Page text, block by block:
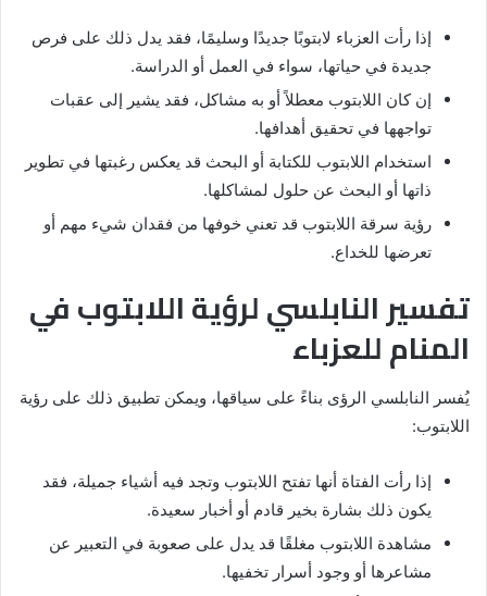
إذا رأت العزباء لابتوبًا جديدًا وسليمًا، فقد يدل ذلك على فرص
جديدة في حياتها، سواء في العمل أو الدراسة.
إن كان اللابتوب معطلاً أو به مشاكل، فقد يشير إلى عقبات
تواجهها في تحقيق أهدافها.
استخدام اللابتوب للكتابة أو البحث قد يعكس رغبتها في تطوير
ذاتها أو البحث عن حلول لمشاكلها.
رؤية سرقة اللابتوب قد تعني خوفها من فقدان شيء مهم أو
تعرضها للخداع.
تفسير النابلسي لرؤية اللابتوب في
المنام للعزباء
يُفسر النابلسي الرؤى بناءً على سياقها، ويمكن تطبيق ذلك على رؤية
اللابتوب:
إذا رأت الفتاة أنها تفتح اللابتوب وتجد فيه أشياء جميلة، فقد
يكون ذلك بشارة بخير قادم أو أخبار سعيدة.
مشاهدة اللابتوب مغلقًا قد يدل على صعوبة في التعبير عن
مشاعرها أو وجود أسرار تخفيها.